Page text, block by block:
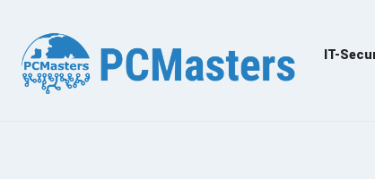
IT-